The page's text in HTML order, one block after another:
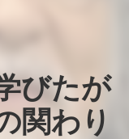
びたが
関わり